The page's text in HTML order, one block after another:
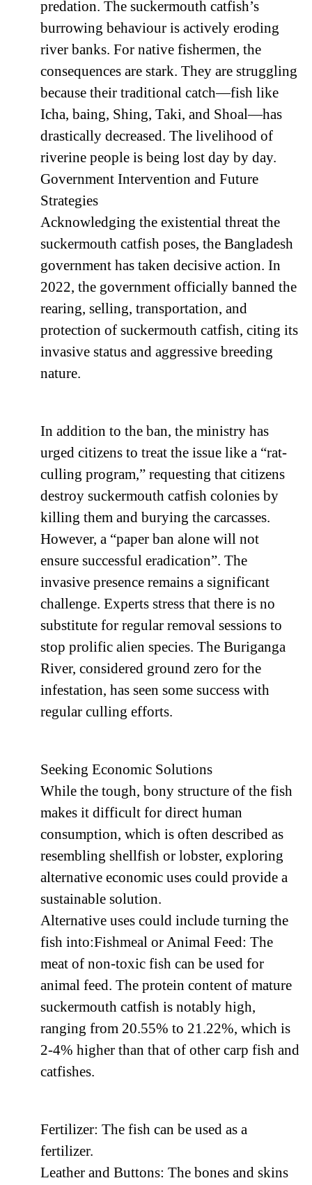
predation. The suckermouth catfish’s
burrowing behaviour is actively eroding
river banks. For native fishermen, the
consequences are stark. They are struggling
because their traditional catch—fish like
Icha, baing, Shing, Taki, and Shoal—has
drastically decreased. The livelihood of
riverine people is being lost day by day.
Government Intervention and Future
Strategies
Acknowledging the existential threat the
suckermouth catfish poses, the Bangladesh
government has taken decisive action. In
2022, the government officially banned the
rearing, selling, transportation, and
protection of suckermouth catfish, citing its
invasive status and aggressive breeding
nature.
In addition to the ban, the ministry has
urged citizens to treat the issue like a “rat-
culling program,” requesting that citizens
destroy suckermouth catfish colonies by
killing them and burying the carcasses.
However, a “paper ban alone will not
ensure successful eradication”. The
invasive presence remains a significant
challenge. Experts stress that there is no
substitute for regular removal sessions to
stop prolific alien species. The Buriganga
River, considered ground zero for the
infestation, has seen some success with
regular culling efforts.
Seeking Economic Solutions
While the tough, bony structure of the fish
makes it difficult for direct human
consumption, which is often described as
resembling shellfish or lobster, exploring
alternative economic uses could provide a
sustainable solution.
Alternative uses could include turning the
fish into:Fishmeal or Animal Feed: The
meat of non-toxic fish can be used for
animal feed. The protein content of mature
suckermouth catfish is notably high,
ranging from 20.55% to 21.22%, which is
2-4% higher than that of other carp fish and
catfishes.
Fertilizer: The fish can be used as a
fertilizer.
Leather and Buttons: The bones and skins